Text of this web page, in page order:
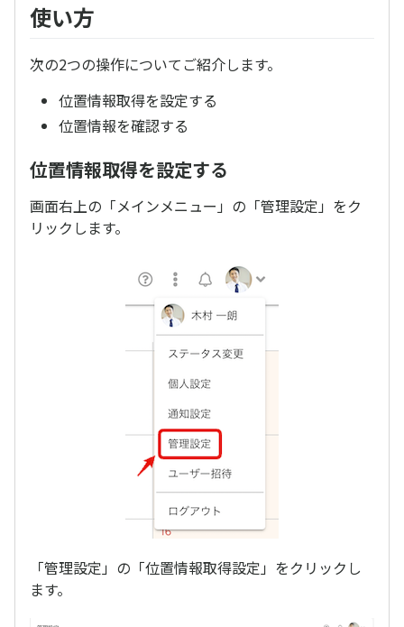
使い方
次の2つの操作についてご紹介します。
位置情報取得を設定する
位置情報を確認する
位置情報取得を設定する
画面右上の「メインメニュー」の「管理設定」をク
リックします。
「管理設定」の「位置情報取得設定」をクリックし
ます。